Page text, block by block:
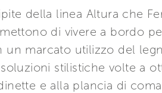
della linea Altura che
di vivere a bordo
un marcato utilizzo del
stilistiche volte a
e alla plancia di